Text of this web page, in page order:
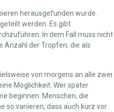
herausgefunden wurde.
werden. Es gibt
In dem Fall muss nicht
Anzahl der Tropfen, die als
von morgens an alle zwei
Möglichkeit. Wer später
beginnen. Menschen, die
so variieren, dass auch kurz vor